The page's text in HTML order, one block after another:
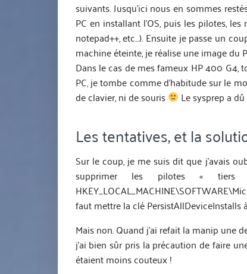
suivants. Jusqu’ici nous en sommes
PC en installant l’OS, puis les pilotes,
notepad++, etc…). Ensuite je passe un
machine éteinte, je réalise une image du
Dans le cas de mes fameux HP 400 G4,
PC, je tombe comme d’habitude sur le
de clavier, ni de souris
Le sysprep a
Les tentatives, et la
Sur le coup, je me suis dit que j’avais
supprimer les pilotes «
faut mettre la clé PersistAllDeviceInstalls
Mais non. Quand j’ai refait la manip une
j’ai bien sûr pris la précaution de faire
étaient moins couteux !